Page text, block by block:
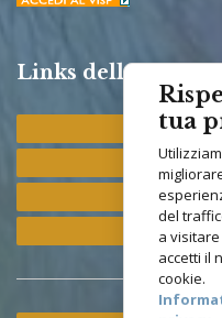
tua
del
a
accetti il
cookie.
Links della